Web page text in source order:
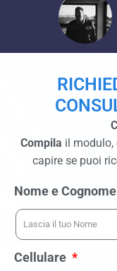
Compila il modulo,
capire se puoi
Nome e Cognome
Cellulare